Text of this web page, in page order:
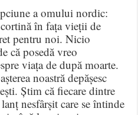
a omului nordic:
în fața vieții de
pentru noi.Nicio
că posedă vreo
viața de după moarte.
noastră depășesc
. Știm că fiecare dintre
nesfârșit care se întinde